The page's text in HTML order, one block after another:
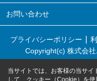
お問い合わせ
プライバシーポリシー
Copyright(c) 株式会
当サイトでは、お客様の当サイ
して、クッキー（Cookie）を使